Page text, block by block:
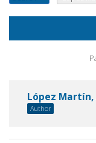
López Martín,
Author